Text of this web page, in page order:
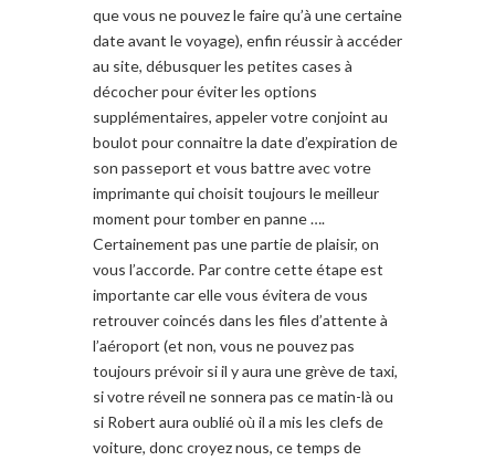
que vous ne pouvez le faire qu’à une certaine
date avant le voyage), enfin réussir à accéder
au site, débusquer les petites cases à
décocher pour éviter les options
supplémentaires, appeler votre conjoint au
boulot pour connaitre la date d’expiration de
son passeport et vous battre avec votre
imprimante qui choisit toujours le meilleur
moment pour tomber en panne ….
Certainement pas une partie de plaisir, on
vous l’accorde. Par contre cette étape est
importante car elle vous évitera de vous
retrouver coincés dans les files d’attente à
l’aéroport (et non, vous ne pouvez pas
toujours prévoir si il y aura une grève de taxi,
si votre réveil ne sonnera pas ce matin-là ou
si Robert aura oublié où il a mis les clefs de
voiture, donc croyez nous, ce temps de